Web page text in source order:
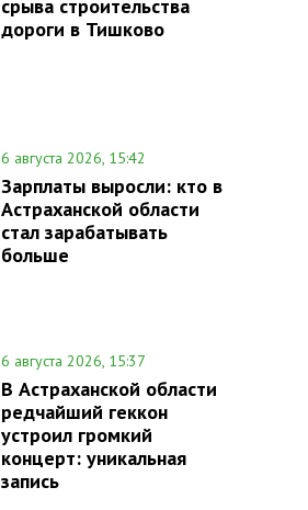
срыва строительства
дороги в Тишково
6 августа 2026, 15:42
Зарплаты выросли: кто в
Астраханской области
стал зарабатывать
больше
6 августа 2026, 15:37
В Астраханской области
редчайший геккон
устроил громкий
концерт: уникальная
запись